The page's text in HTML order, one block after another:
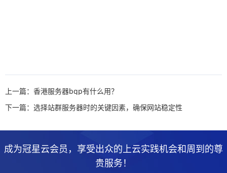
上一篇：香港服务器bgp有什么用？
下一篇：选择站群服务器时的关键因素，确保网站稳定性
成为冠星云会员，享受出众的上云实践机会和周到的尊
贵服务！